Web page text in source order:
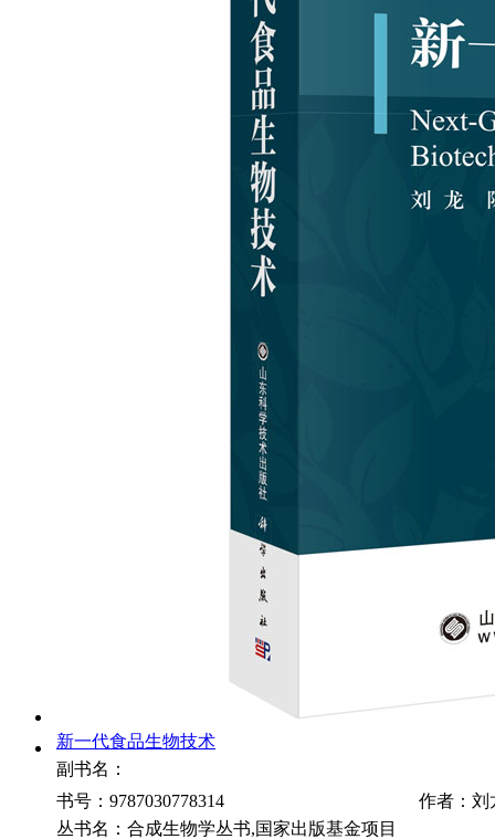
新一代食品生物技术
副书名：
书号：9787030778314
作者：刘
丛书名：合成生物学丛书,国家出版基金项目